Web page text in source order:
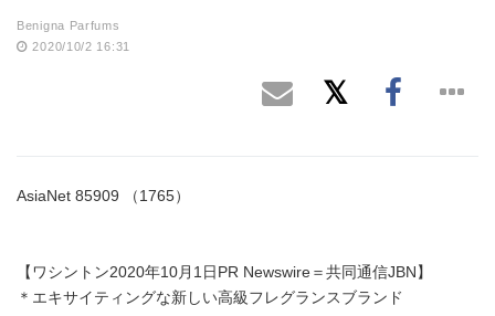
Benigna Parfums
2020/10/2 16:31
AsiaNet 85909 （1765）
【ワシントン2020年10月1日PR Newswire＝共同通信JBN】
＊エキサイティングな新しい高級フレグランスブランド